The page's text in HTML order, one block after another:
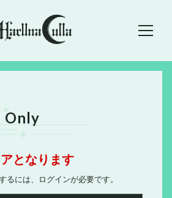
Only
となります
るには、ログインが必要です。